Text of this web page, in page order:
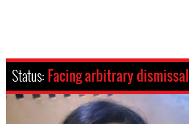
Status: Facing arbitrary dismissal